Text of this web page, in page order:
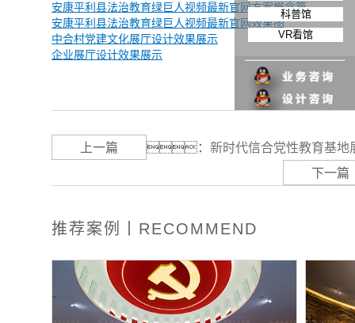
安康平利县法治教育绿巨人视频最新官网方案概念篇
安康平利县法治教育绿巨人视频最新官网效果图
中合村党建文化展厅设计效果展示
企业展厅设计效果展示
上一篇 ： 新时代信合党性教育基地
下一篇
推荐案例丨RECOMMEND
科普馆
VR看馆